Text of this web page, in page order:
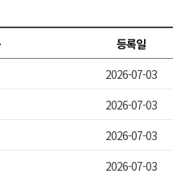
등록일
2026-07-03
2026-07-03
2026-07-03
2026-07-03